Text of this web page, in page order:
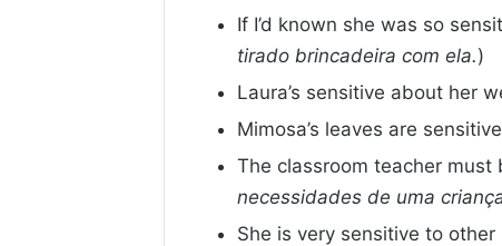
If I’d known she was so
tirado brincadeira com ela.)
Laura’s sensitive about her
Mimosa’s leaves are
The classroom teacher must
necessidades de uma
She is very sensitive to other